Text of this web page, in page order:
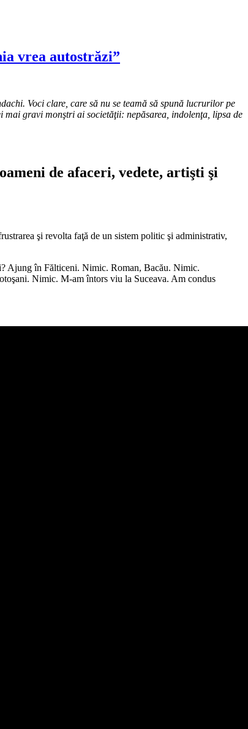
vrea autostrăzi”
Voci clare, care să nu se teamă să spună lucrurilor pe
mai gravi monştri ai societăţii: nepăsarea, indolenţa, lipsa de
de afaceri, vedete, artişti şi
şi revolta faţă de un sistem politic şi administrativ,
Ajung în Fălticeni. Nimic. Roman, Bacău. Nimic.
Nimic. M-am întors viu la Suceava. Am condus